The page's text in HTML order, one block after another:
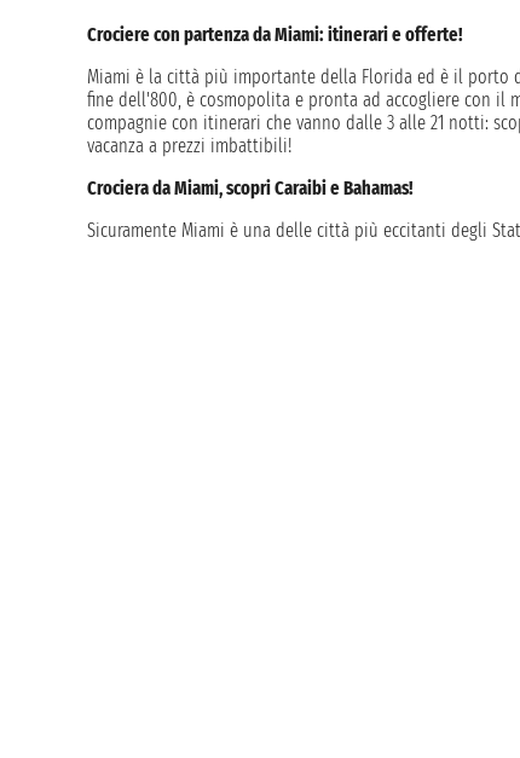
Crociere con partenza da Miami: itinerari e offerte!
Miami è la città più importante della Florida ed è il porto
fine dell'800, è cosmopolita e pronta ad accogliere con
compagnie con itinerari che vanno dalle 3 alle 21 notti:
vacanza a prezzi imbattibili!
Crociera da Miami, scopri Caraibi e Bahamas!
Sicuramente Miami è una delle città più eccitanti degli
consigliamo infatti le crociere alle Bahamas da Miami: